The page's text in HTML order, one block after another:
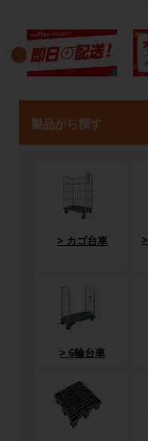
製品から探す
カゴ台車
6輪台車